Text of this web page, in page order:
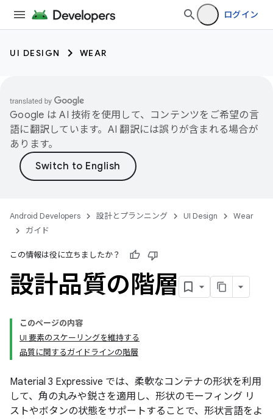
ログイン
UI DESIGN WEAR
Google は AI 技術を使用して、コンテンツをご希望の言
語に翻訳しています。AI 翻訳には誤りが含まれる場合が
あります。
Android Developers 設計とプランニング UI Design
Wear
ガイド
この情報は役に立ちましたか？
設計品質の階層
このページの内容
UI 要素のスケーリングを維持する
品質に関するガイドラインの階層
Material 3 Expressive では、柔軟なコンテナの形状を利用
して、角の丸みや鋭さを適用し、形状のモーフィング リ
ストやボタンの状態をサポートすることで、形状言語をよ